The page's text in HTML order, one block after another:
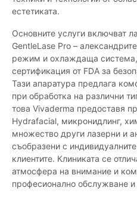
естетиката.
Основните услуги включват
GentleLase Pro –
режим и охлаждаща
сертификация от FDA за
Тази апаратура предлага
при обработка на различни
това Vivaderma предоставя
Hydrafacial, микронидлинг,
множество други лазерни и
съобразени с
клиентите. Клиниката се
атмосфера на внимание и
професионално обслужване и